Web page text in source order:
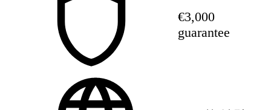
€3,000
guarantee